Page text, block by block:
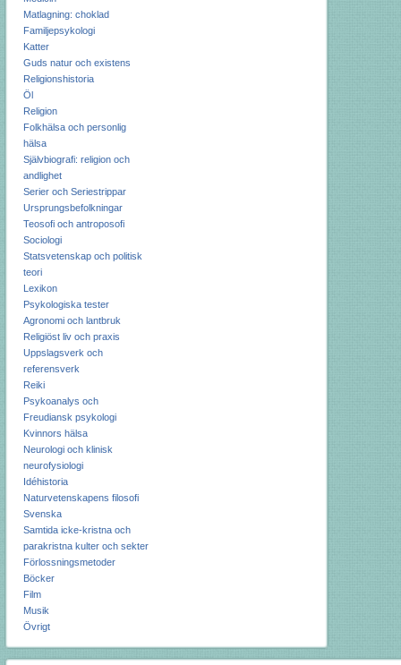
Matlagning: choklad
Familjepsykologi
Katter
Guds natur och existens
Religionshistoria
Öl
Religion
Folkhälsa och personlig
hälsa
Självbiografi: religion och
andlighet
Serier och Seriestrippar
Ursprungsbefolkningar
Teosofi och antroposofi
Sociologi
Statsvetenskap och politisk
teori
Lexikon
Psykologiska tester
Agronomi och lantbruk
Religiöst liv och praxis
Uppslagsverk och
referensverk
Reiki
Psykoanalys och
Freudiansk psykologi
Kvinnors hälsa
Neurologi och klinisk
neurofysiologi
Idéhistoria
Naturvetenskapens filosofi
Svenska
Samtida icke-kristna och
parakristna kulter och sekter
Förlossningsmetoder
Böcker
Film
Musik
Övrigt